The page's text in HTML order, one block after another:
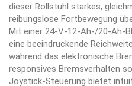
dieser Rollstuhl starkes,
reibungslose Fortbewegung
Mit einer 24-V-12-Ah-/20-Ah-
eine beeindruckende
während das elektronische
responsives Bremsverhalten
Joystick-Steuerung bietet